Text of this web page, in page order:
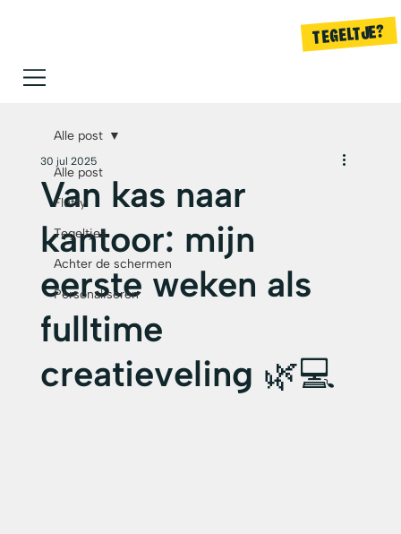
TEGELTJE?
Alle post
Fluffy
Tegeltjes
Achter de schermen
Personaliseren
Alle post
Van kas naar
kantoor: mijn
eerste weken als
fulltime
creatieveling 🌿💻
30 jul 2025